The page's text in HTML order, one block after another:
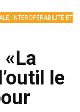
INTEROPÉRABILITÉ ET
le